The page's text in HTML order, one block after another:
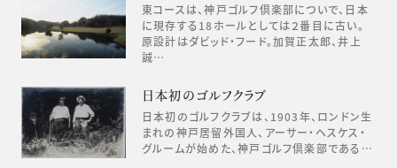
東コースは、神戸ゴルフ倶楽部についで、日本
に現存する18ホールとしては２番目に古い。
原設計はダビッド・フード。加賀正太郎、井上
誠…
日本初のゴルフクラブ
日本初のゴルフクラブは、1903年、ロンドン生
まれの神戸居留外国人、アーサー・ヘスケス・
グルームが始めた、神戸ゴルフ倶楽部である…